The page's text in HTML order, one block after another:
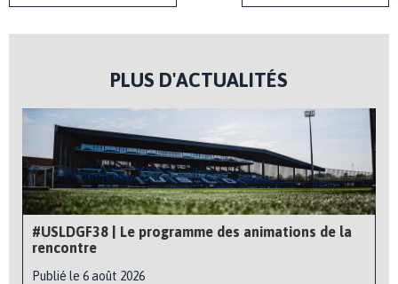
PLUS D'ACTUALITÉS
#USLDGF38 | Le programme des animations de la
rencontre
Publié le 6 août 2026